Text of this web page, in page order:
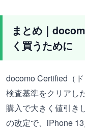
まとめ｜
く買うために
docomo Certified（
検査基準をクリアし
購入で大きく値引き
の改定で、iPhone